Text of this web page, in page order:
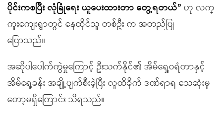
ပိုင်းကစပြီး လုံခြုံရေး ယူပေးထားတာ တွေ့ရတယ်” ဟု လက္
ကူးကျေးရွာတွင် နေထိုင်သူ တစ်ဦး က အတည်ပြု
ပြောသည်။
အဆိုပါပေါက်ကွဲမှုကြောင့် ဦးသက်နိုင်၏ အိမ်ရှေ့ဝရံတာနှင့်
အိမ်ရှေ့ခန်း အချို့ပျက်စီးခဲ့ပြီး လူထိခိုက် ဒဏ်ရာရ သေဆုံးမှု
တော့မရှိကြောင်း သိရသည်။